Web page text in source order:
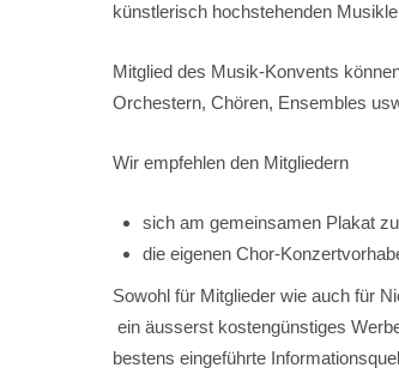
künstlerisch hochstehenden
Mitglied des Musik-Konvents
Orchestern, Chören, Ensembles
Wir empfehlen den Mitgliedern
sich am gemeinsamen Plakat
die eigenen Chor-
Sowohl für Mitglieder wie auch für
ein äusserst kostengünstiges
bestens eingeführte